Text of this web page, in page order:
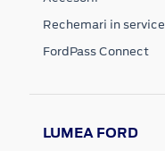
Rechemari in service
FordPass Connect
LUMEA FORD